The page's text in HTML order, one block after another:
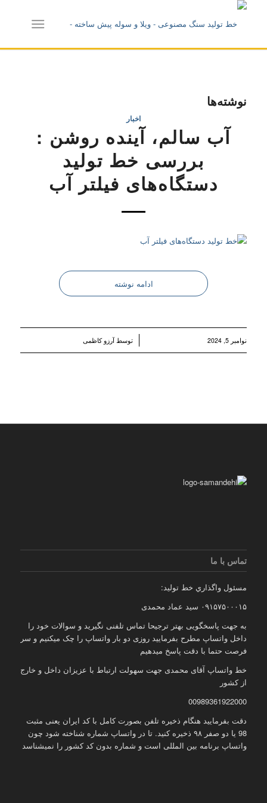
نوشته‌ها
اخبار
آب سالم، آینده روشن :
بررسی خط تولید
دستگاه‌های فیلتر آب
ادامه نوشته
نوامبر 5, 2024 توسطآرزو کاظمی
تماس با ما
مسئول واگذاري خط توليد:
۰۹۱۵۷۵۰۰۰۱۵ سید عماد محمدی
به جهت پاسخگویی بهتر ترجیحا تماس تلفنی نگیرید و سوالات خود را
داخل واتساپ مطرح بفرمایید روزی دو بار واتساپ را چک میکنیم و سر
فرصت حتما با دقت پاسخ میدهیم
خط واتساپ آقای محمدی جهت سهولت ارتباط با عزیزان داخل و خارج
از کشور
00989361922000
دقت بفرمایید هنگام ذخیره تلفن بصورت کامل با کد ایران یعنی مثبت
98 یا دو صفر ۹۸ ذخیره کنید. تا در واتساپ شماره شناخته شود چون
واتساپ برنامه بین المللی است و شماره بدون کد کشور را نمیشناسد